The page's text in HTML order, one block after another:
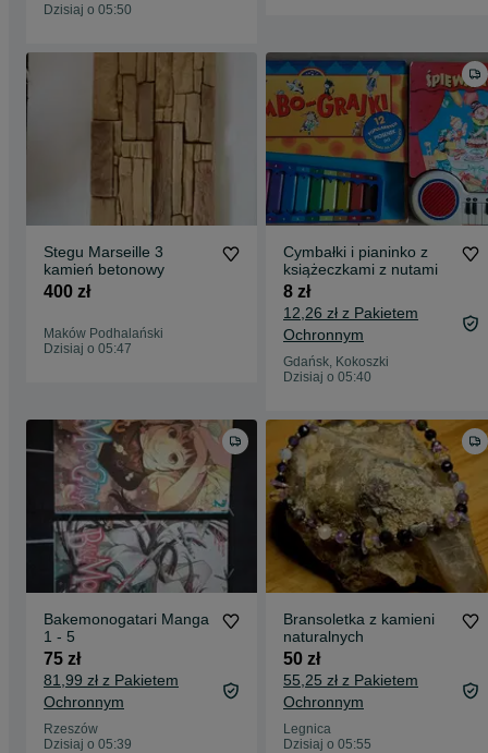
Dzisiaj o 05:50
Stegu Marseille 3
kamień betonowy
400 zł
Maków Podhalański
Dzisiaj o 05:47
Cymbałki i pianinko z
książeczkami z nutami
8 zł
12,26 zł z Pakietem
Ochronnym
Gdańsk, Kokoszki
Dzisiaj o 05:40
Bakemonogatari Manga
1 - 5
75 zł
81,99 zł z Pakietem
Ochronnym
Rzeszów
Dzisiaj o 05:39
Bransoletka z kamieni
naturalnych
50 zł
55,25 zł z Pakietem
Ochronnym
Legnica
Dzisiaj o 05:55